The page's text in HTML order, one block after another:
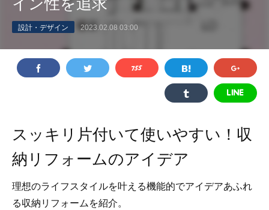
設計・デザイン 2023.02.08 03:00
スッキリ片付いて使いやすい！収
納リフォームのアイデア
理想のライフスタイルを叶える機能的でアイデアあふれ
る収納リフォームを紹介。